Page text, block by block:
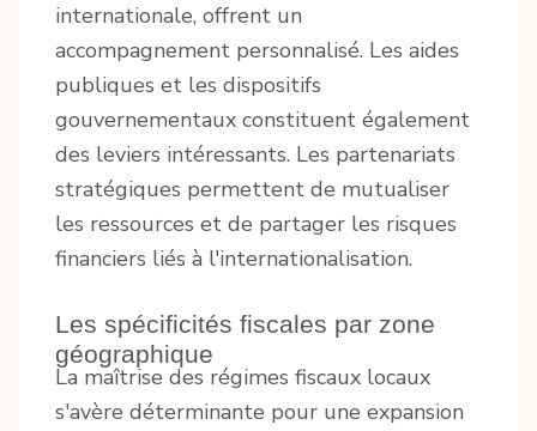
internationale, offrent un
accompagnement personnalisé. Les aides
publiques et les dispositifs
gouvernementaux constituent également
des leviers intéressants. Les partenariats
stratégiques permettent de mutualiser
les ressources et de partager les risques
financiers liés à l'internationalisation.
Les spécificités fiscales par zone
géographique
La maîtrise des régimes fiscaux locaux
s'avère déterminante pour une expansion